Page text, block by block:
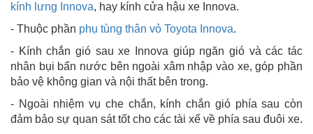
kính lưng Innova, hay kính cửa hậu xe Innova.
- Thuộc phần phụ tùng thân vỏ Toyota Innova.
- Kính chắn gió sau xe Innova giúp ngăn gió và các tác
nhân bụi bẩn nước bên ngoài xâm nhập vào xe, góp phần
bảo vệ không gian và nội thất bên trong.
- Ngoài nhiệm vụ che chắn, kính chắn gió phía sau còn
đảm bảo sự quan sát tốt cho các tài xế về phía sau đuôi xe.